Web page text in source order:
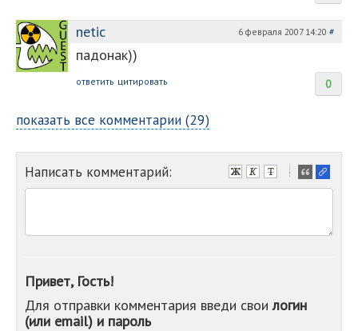
netic 6 февраля 2007 14:20 #
падонак))
0
ответить цитировать
показать все комментарии (29)
Написать комментарий:
-
-
-
-
Привет, Гость!
Для отправки комментария введи своилогин
(или email) и пароль